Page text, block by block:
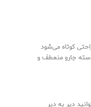
کوتاه می‌شود
جارو منعطف و
دیر به دیر